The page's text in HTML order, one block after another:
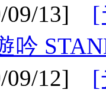
09/13] [
吟
09/12] [